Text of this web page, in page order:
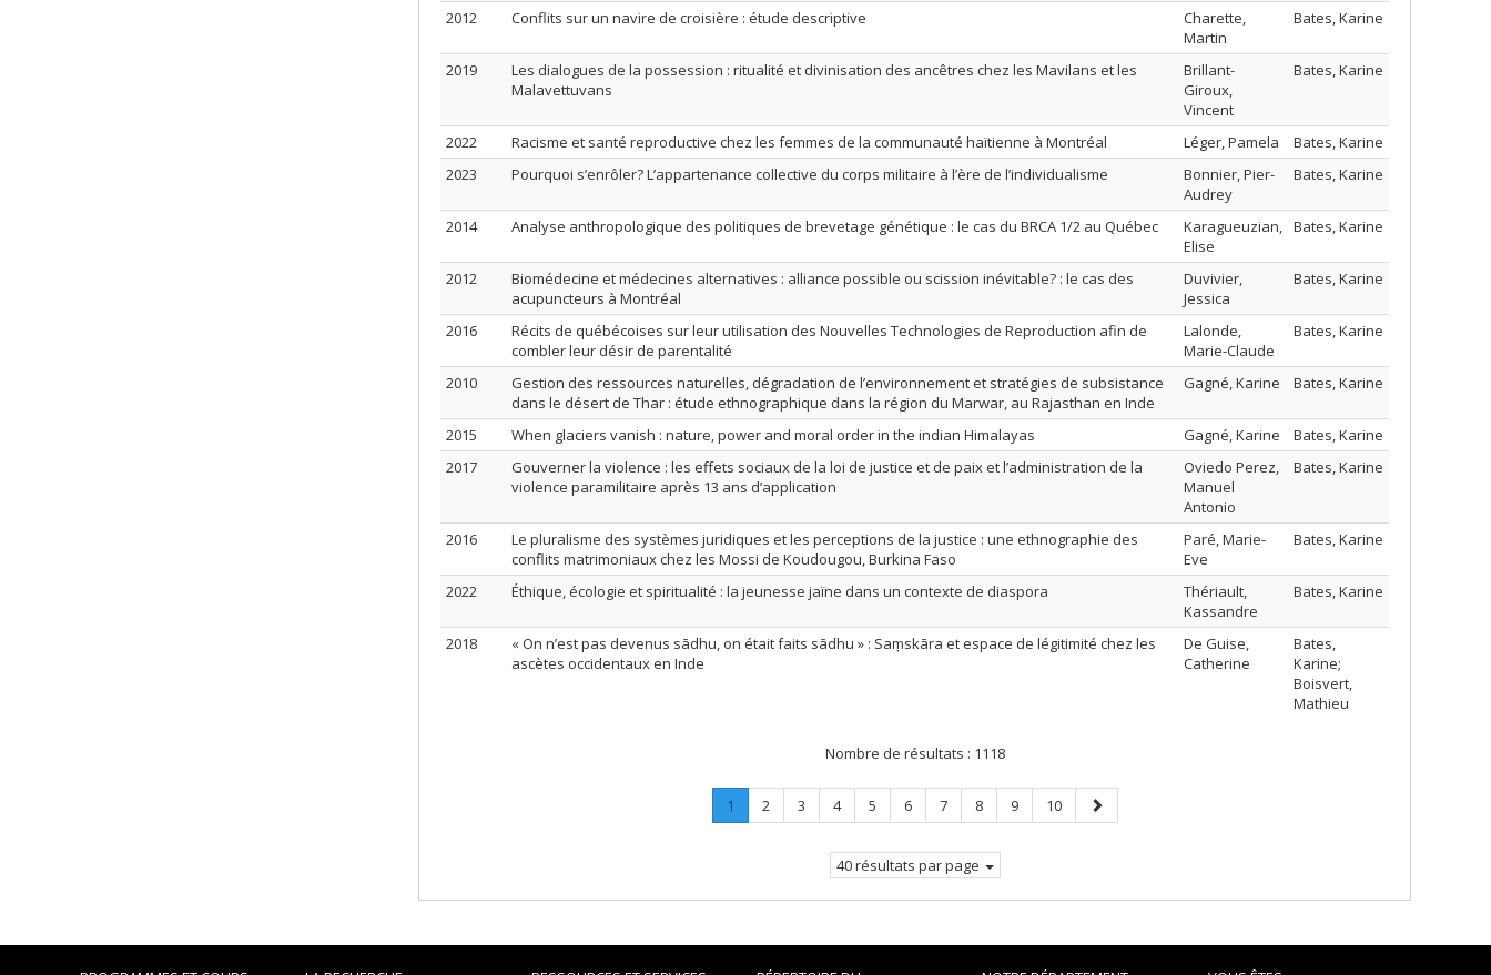
2012 Conflits sur un navire de croisière : étude descriptive
Charette,
Martin
Bates, Karine
2019
Les dialogues de la possession : ritualité et divinisation des ancêtres chez les Mavilans et les
Malavettuvans
Brillant-
Giroux,
Vincent
Bates, Karine
2022 Racisme et santé reproductive chez les femmes de la communauté haïtienne à Montréal Léger, Pamela
Bates, Karine
2023
Pourquoi s’enrôler? L’appartenance collective du corps militaire à l’ère de l’individualisme
Bonnier, Pier-
Audrey
Bates, Karine
2014 Analyse anthropologique des politiques de brevetage génétique : le cas du BRCA 1/2 au Québec
Karagueuzian,
Elise
Bates, Karine
2012
Biomédecine et médecines alternatives : alliance possible ou scission inévitable? : le cas des
acupuncteurs à Montréal
Duvivier,
Jessica
Bates, Karine
2016
Récits de québécoises sur leur utilisation des Nouvelles Technologies de Reproduction afin de
combler leur désir de parentalité
Lalonde,
Marie-Claude
Bates, Karine
2010
Gestion des ressources naturelles, dégradation de l’environnement et stratégies de subsistance
dans le désert de Thar : étude ethnographique dans la région du Marwar, au Rajasthan en Inde
Gagné, Karine Bates, Karine
2015 When glaciers vanish : nature, power and moral order in the indian Himalayas Gagné, Karine
Bates, Karine
2017
Gouverner la violence : les effets sociaux de la loi de justice et de paix et l’administration de la
violence paramilitaire après 13 ans d’application
Oviedo Perez,
Manuel
Antonio
Bates, Karine
2016
Le pluralisme des systèmes juridiques et les perceptions de la justice : une ethnographie des
conflits matrimoniaux chez les Mossi de Koudougou, Burkina Faso
Paré, Marie-
Eve
Bates, Karine
2022 Éthique, écologie et spiritualité : la jeunesse jaïne dans un contexte de diaspora
Thériault,
Kassandre
Bates, Karine
2018
« On n’est pas devenus sādhu, on était faits sādhu » : Saṃskāra et espace de légitimité chez les
ascètes occidentaux en Inde
De Guise,
Catherine
Bates,
Karine;
Boisvert,
Mathieu
Nombre de résultats : 1118
Page
1
Page
Page
2 Page
3 Page
4 Page
5 Page
6 Page
7 Page
8 Page
9 Page
10
Page
suivante
40 résultats par page